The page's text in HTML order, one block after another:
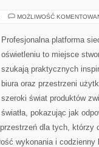
MOŻLIWOŚĆ
Profesjonalna platforma
oświetleniu to miejsce
szukają praktycznych
biura oraz przestrzeni
szeroki świat produktów
światła, pokazując jak
dla tych, którzy
wykonania i